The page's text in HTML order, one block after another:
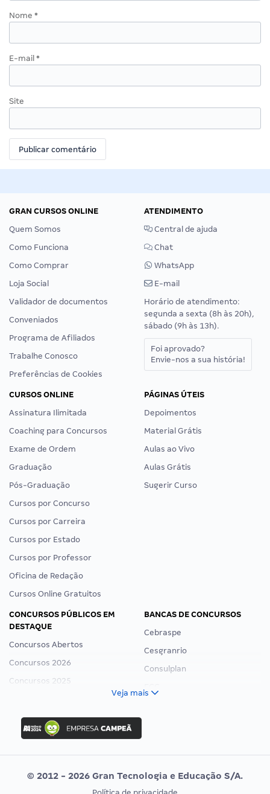
Nome *
E-mail *
Site
GRAN CURSOS ONLINE
Quem Somos
Como Funciona
Como Comprar
Loja Social
Validador de documentos
Conveniados
Programa de Afiliados
Trabalhe Conosco
Preferências de Cookies
ATENDIMENTO
Central de ajuda
Chat
WhatsApp
E-mail
Horário de atendimento:
segunda a sexta (8h às 20h),
sábado (9h às 13h).
Foi aprovado?
Envie-nos a sua história!
CURSOS ONLINE
Assinatura Ilimitada
Coaching para Concursos
Exame de Ordem
Graduação
Pós-Graduação
Cursos por Concurso
Cursos por Carreira
Cursos por Estado
Cursos por Professor
Oficina de Redação
Cursos Online Gratuitos
PÁGINAS ÚTEIS
Depoimentos
Material Grátis
Aulas ao Vivo
Aulas Grátis
Sugerir Curso
CONCURSOS PÚBLICOS EM
DESTAQUE
Concursos Abertos
Concursos 2026
Concursos 2025
Concurso Ibama
Concurso MPU
Editais publicados
BANCAS DE CONCURSOS
Cebraspe
Cesgranrio
Consulplan
Vunesp
Veja mais
© 2012 - 2026 Gran Tecnologia e Educação S/A.